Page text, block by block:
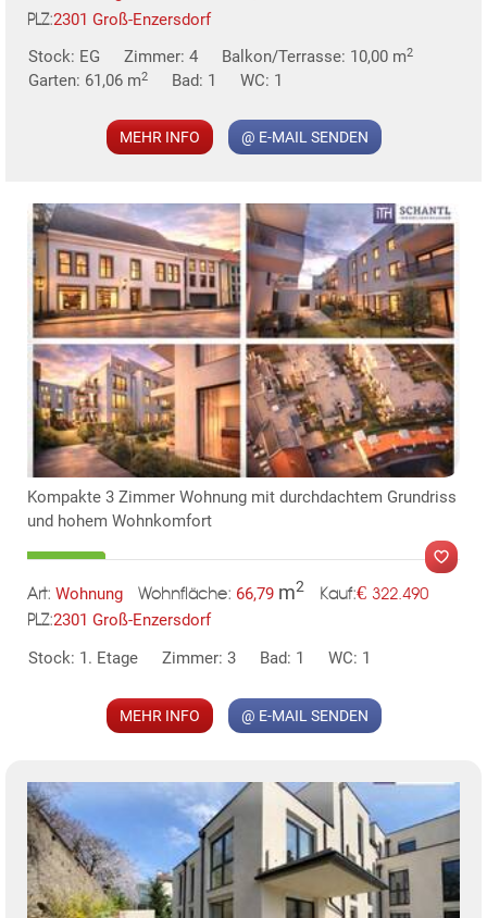
KLIS
PLZ:2301 Groß-Enzersdorf
Stock: EG
Zimmer: 4 Balkon/Terrasse: 10,00 m2
Garten: 61,06 m2 Bad: 1 WC: 1
MEHR INFO @ E-MAIL SENDEN
Kompakte 3 Zimmer Wohnung mit durchdachtem Grundriss
und hohem Wohnkomfort
Art: Wohnung Wohnfläche: 66,79 m2 Kauf:€ 322.490
PLZ:2301 Groß-Enzersdorf
Stock: 1. Etage
Zimmer: 3 Bad: 1 WC: 1
MEHR INFO @ E-MAIL SENDEN